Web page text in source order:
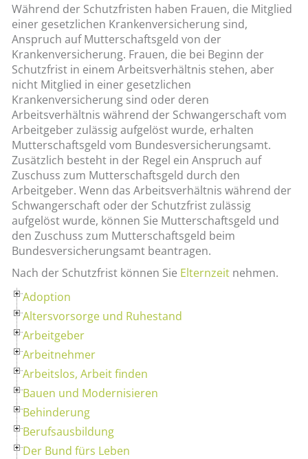
Während der Schutzfristen haben Frauen, die Mitglied
einer gesetzlichen Krankenversicherung sind,
Anspruch auf Mutterschaftsgeld von der
Krankenversicherung. Frauen, die bei Beginn der
Schutzfrist in einem Arbeitsverhältnis stehen, aber
nicht Mitglied in einer gesetzlichen
Krankenversicherung sind oder deren
Arbeitsverhältnis während der Schwangerschaft vom
Arbeitgeber zulässig aufgelöst wurde, erhalten
Mutterschaftsgeld vom Bundesversicherungsamt.
Zusätzlich besteht in der Regel ein Anspruch auf
Zuschuss zum Mutterschaftsgeld durch den
Arbeitgeber. Wenn das Arbeitsverhältnis während der
Schwangerschaft oder der Schutzfrist zulässig
aufgelöst wurde, können Sie Mutterschaftsgeld und
den Zuschuss zum Mutterschaftsgeld beim
Bundesversicherungsamt beantragen.
Nach der Schutzfrist können Sie Elternzeit nehmen.
Adoption
Altersvorsorge und Ruhestand
Arbeitgeber
Arbeitnehmer
Arbeitslos, Arbeit finden
Bauen und Modernisieren
Behinderung
Berufsausbildung
Der Bund fürs Leben